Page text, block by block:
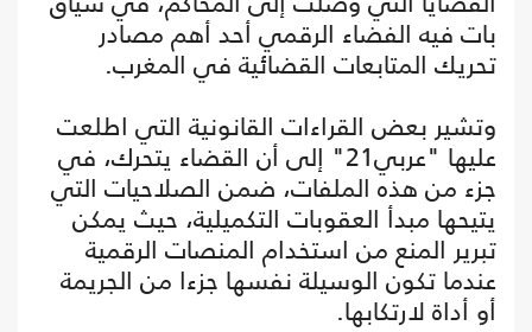
بات فيه الفضاء الرقمي أحد أهم مصادر
تحريك المتابعات القضائية في المغرب.
وتشير بعض القراءات القانونية التي اطلعت
عليها "عربي21" إلى أن القضاء يتحرك، في
جزء من هذه الملفات، ضمن الصلاحيات التي
يتيحها مبدأ العقوبات التكميلية، حيث يمكن
تبرير المنع من استخدام المنصات الرقمية
عندما تكون الوسيلة نفسها جزءا من الجريمة
أو أداة لارتكابها.